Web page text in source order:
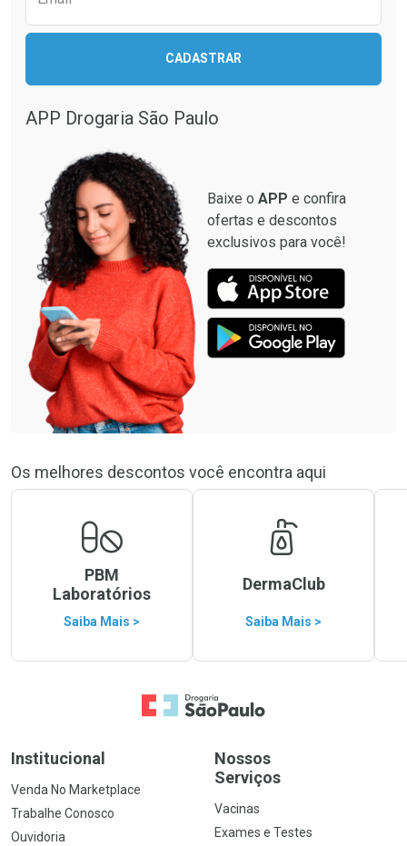
CADASTRAR
APP Drogaria São Paulo
Baixe o APP e confira
ofertas e descontos
exclusivos para você!
Os melhores descontos você encontra aqui
PBM
Laboratórios
Saiba Mais >
DermaClub
Saiba Mais >
Ir para a Home
Institucional
Venda No Marketplace
Trabalhe Conosco
Ouvidoria
Nossos
Serviços
Vacinas
Exames e Testes